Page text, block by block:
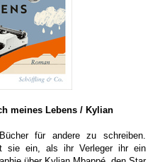
meines Lebens / Kylian
für andere zu schreiben.
sie ein, als ihr Verleger ihr ein